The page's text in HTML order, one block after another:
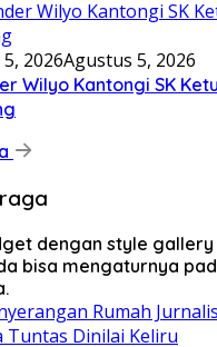
2026Agustus 5, 2026
Wilyo Kantongi SK
dengan style
bisa mengaturnya